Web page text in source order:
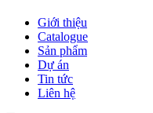
Giới thiệu
Catalogue
Sản phẩm
Dự án
Tin tức
Liên hệ